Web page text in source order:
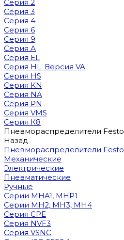
Серия 2
Серия 3
Серия 4
Серия 6
Серия 9
Серия A
Серия EL
Серия HL. Версия VA
Серия HS
Серия KN
Серия NA
Серия PN
Серия VMS
Серия К8
Пневмораспределители Festo
Назад
Пневмораспределители Festo
Механические
Электрические
Пневматические
Ручные
Cерии MHA1, MHP1
Cерии MH2, MH3, MH4
Cерия CPE
Серия NVF3
Серия VSNC